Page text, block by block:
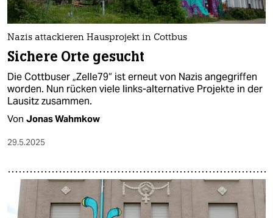
Nazis attackieren Hausprojekt in Cottbus
Sichere Orte gesucht
Die Cottbuser „Zelle79“ ist erneut von Nazis angegriffen
worden. Nun rücken viele links-alternative Projekte in der
Lausitz zusammen.
Von Jonas Wahmkow
29.5.2025